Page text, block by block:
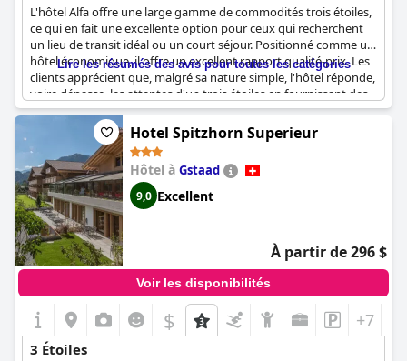
L'hôtel Alfa offre une large gamme de commodités trois étoiles,
ce qui en fait une excellente option pour ceux qui recherchent
un lieu de transit idéal ou un court séjour. Positionné comme un
hôtel économique, il offre un excellent rapport qualité-prix. Les
clients apprécient que, malgré sa nature simple, l'hôtel réponde,
voire dépasse, les attentes d'un trois étoiles en fournissant des
services essentiels comme de l'eau et du café pour assurer le
Bien qu'il ne s'agisse pas d'un établissement de luxe et que
certains commentaires mentionnent qu'il peut être en deçà en
termes d'hygiène et de disponibilité de la réception le dimanche
soir, le sentiment général suggère que l'hôtel Alfa est un choix
très rentable. Cela en fait une option attrayante pour les
voyageurs à la recherche d'un hébergement pratique sans luxe
superflu.
Lire les résumés des avis pour toutes les catégories
Hotel Spitzhorn Superieur
Hôtel à Gstaad
9,0 Excellent
À partir de 296 $
Voir les disponibilités
$ +7
3 Étoiles